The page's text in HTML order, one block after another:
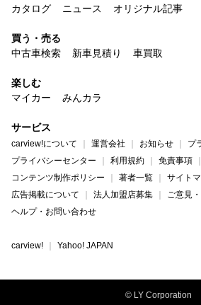
カタログ
ニュース オリジナル記事
買う・売る
中古車検索
新車見積り 車買取
楽しむ
マイカー
みんカラ
サービス
carview!について 運営会社 お知らせ
プ
プライバシーセンター
利用規約
免責事項
コンテンツ制作ポリシー
著者一覧
サイト
広告掲載について
法人加盟店募集
ご意見
ヘルプ・お問い合わせ
carview! Yahoo! JAPAN
© LY Corporation